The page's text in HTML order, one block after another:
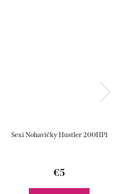
Sexi Nohavičky Hustler 200HP1
€5